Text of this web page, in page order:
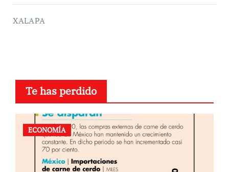
XALAPA
Te has perdido
ECONOMÍA